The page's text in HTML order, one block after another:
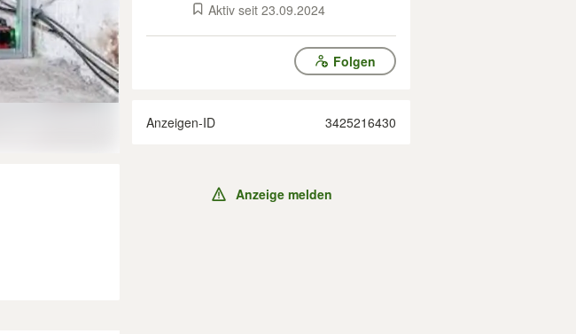
Aktiv seit 23.09.2024
Folgen
Anzeigen-ID 3425216430
Anzeige melden